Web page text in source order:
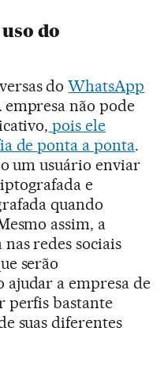
do
doWhatsApp
não pode
pois ele
de ponta a ponta.
um usuário enviar
e
quando
assim, a
redes sociais
serão
a empresa de
perfis bastante
suas diferentes